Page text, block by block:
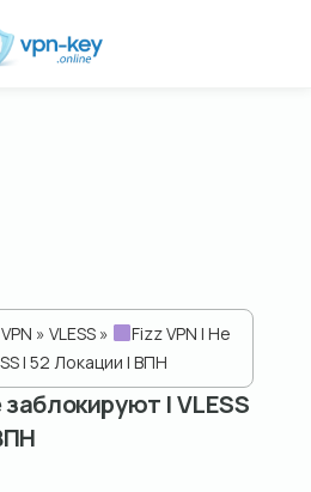
» VLESS »
Fizz VPN | Не
| 52 Локации | ВПН
заблокируют | VLESS